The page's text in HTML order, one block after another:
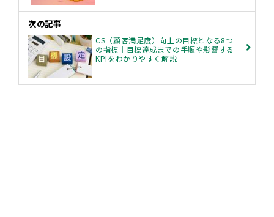
次の記事
CS（顧客満足度）向上の目標となる8つ
の指標｜目標達成までの手順や影響する
KPIをわかりやすく解説